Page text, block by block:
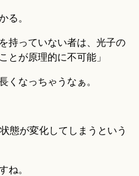
る。
持っていない者は、光子の
とが原理的に不可能」
くなっちゃうなぁ。
態が変化してしまうという
ね。